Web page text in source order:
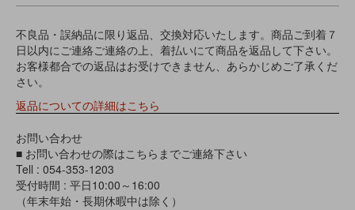
不良品・誤納品に限り返品、交換対応いたします。商品ご到着７
日以内にご連絡ご連絡の上、着払いにて商品を返品して下さい。
お客様都合での返品はお受けできません、あらかじめご了承くだ
さい。
返品についての詳細はこちら
お問い合わせ
■ お問い合わせの際はこちらまでご連絡下さい
Tell : 054-353-1203
受付時間 : 平日10:00～16:00
（年末年始・長期休暇中は除く）